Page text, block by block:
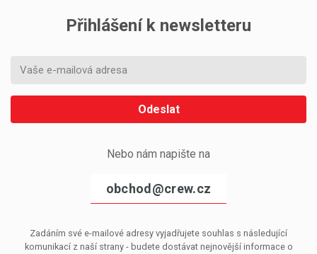
Přihlášení k newsletteru
Odeslat
Nebo nám napište na
obchod@crew.cz
Zadáním své e-mailové adresy vyjadřujete souhlas s následující
komunikací z naší strany - budete dostávat nejnovější informace o